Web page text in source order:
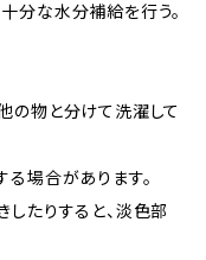
分な水分補給を行う。
の物と分けて洗濯して
場合があります。
たりすると、淡色部